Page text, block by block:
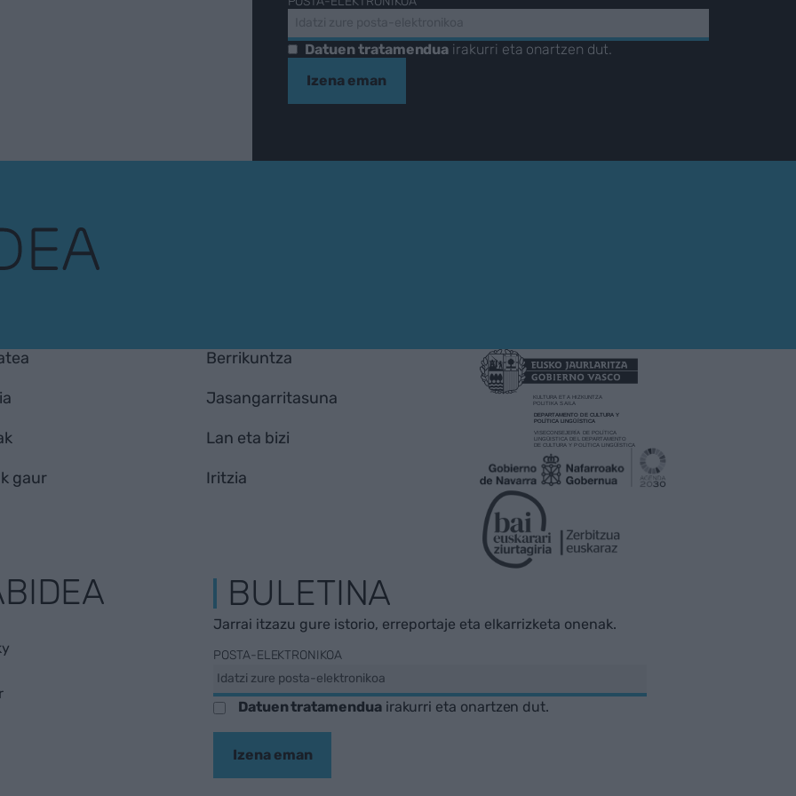
Datuen tratamendua irakurri eta onartzen dut.
Izena eman
gaur
Berrikuntza
Jasangarritasuna
Lan eta bizi
Iritzia
BULETINA
Jarrai itzazu gure istorio, erreportaje eta elkarrizketa onenak.
POSTA-ELEKTRONIKOA
Datuen tratamenduairakurri eta onartzen dut.
Izena eman